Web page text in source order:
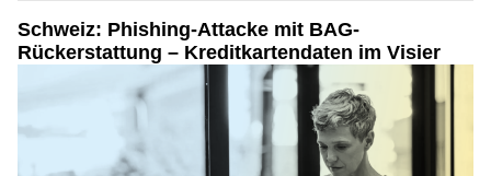
Schweiz: Phishing-Attacke mit BAG-
Rückerstattung – Kreditkartendaten im Visier